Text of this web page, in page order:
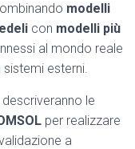
modelli
con modelli più
al mondo reale
esterni.
descriveranno le
per realizzare
a